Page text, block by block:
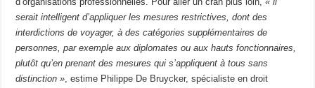
serait intelligent d’appliquer les mesures restrictives, dont des
interdictions de voyager, à des catégories supplémentaires de
personnes, par exemple aux diplomates ou aux hauts fonctionnaires,
plutôt qu’en prenant des mesures qui s’appliquent à tous sans
distinction », estime Philippe De Bruycker, spécialiste en droit